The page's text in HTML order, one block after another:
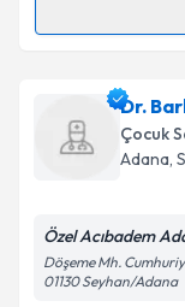
Randevu
Uzm. Dr.
oluşturun.
takvim
Dr.
Çocuk
Adana,
Özel Acıbadem
Döşeme Mh.
01130 Seyhan/Adana